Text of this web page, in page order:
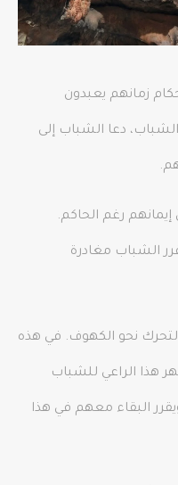
زمانهم يعبدون
دعا الشباب إلى
رغم الحاكم.
الشباب مغادرة
نحو الكهوف. في هذه
هذا الراعي للشباب
البقاء معهم في هذا